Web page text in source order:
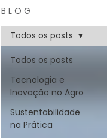
B L O G
Todos os posts
Tecnologia e
Inovação no Agro
Sustentabilidade
na Prática
Todos os posts